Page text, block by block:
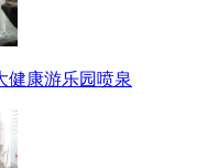
健康游乐园喷泉